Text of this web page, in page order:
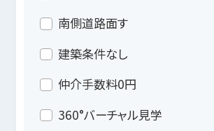
南側道路面す
建築条件なし
仲介手数料0円
360°バーチャル見学